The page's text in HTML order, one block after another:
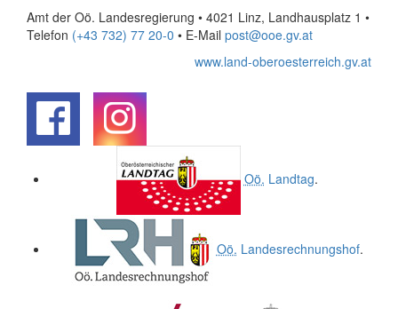
Amt der Oö. Landesregierung • 4021 Linz, Landhausplatz 1 •
Telefon (+43 732) 77 20-0 • E-Mail post@ooe.gv.at
www.land-oberoesterreich.gv.at
Oö. Landtag.
Oö. Landesrechnungshof.